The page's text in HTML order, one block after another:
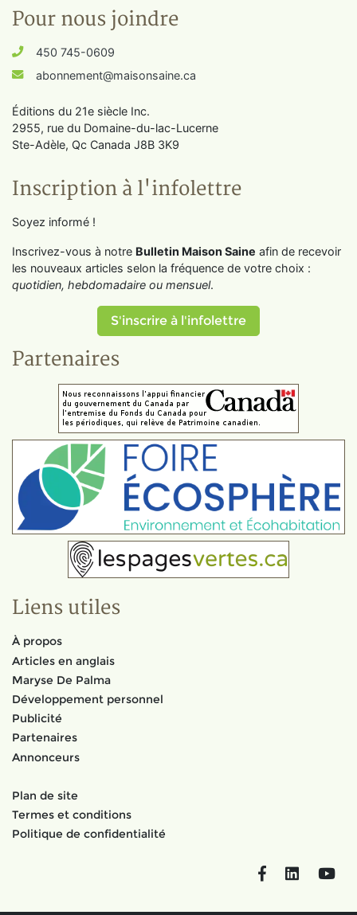
Pour nous joindre
450 745-0609
abonnement@maisonsaine.ca
Éditions du 21e siècle Inc.
2955, rue du Domaine-du-lac-Lucerne
Ste-Adèle, Qc Canada J8B 3K9
Inscription à l'infolettre
Soyez informé !
Inscrivez-vous à notre Bulletin Maison Saine afin de recevoir
les nouveaux articles selon la fréquence de votre choix :
quotidien, hebdomadaire ou mensuel.
S'inscrire à l'infolettre
Partenaires
Liens utiles
À propos
Articles en anglais
Maryse De Palma
Développement personnel
Publicité
Partenaires
Annonceurs
Plan de site
Termes et conditions
Politique de confidentialité
FacebookLinkedIn